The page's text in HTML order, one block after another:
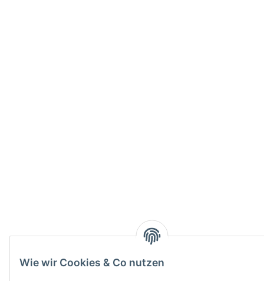
Wie wir Cookies & Co nutzen